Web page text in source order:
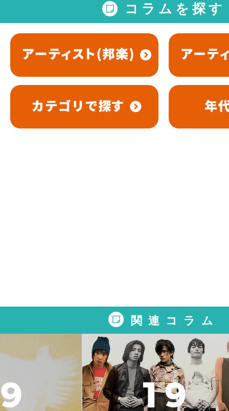
コラムを探す
関連コラム
9
19